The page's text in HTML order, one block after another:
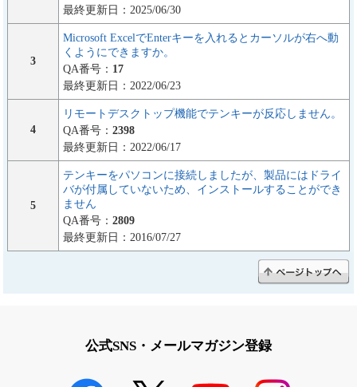
最終更新日：2025/06/30
3
Microsoft ExcelでEnterキーを入れるとカーソルが右へ動
くようにできますか。
QA番号： 17
最終更新日：2022/06/23
4
リモートデスクトップ機能でテンキーが反応しません。
QA番号： 2398
最終更新日：2022/06/17
5
テンキーをパソコンに接続しましたが、製品にはドライ
バが付属していないため、インストールすることができ
ません
QA番号： 2809
最終更新日：2016/07/27
公式SNS・メールマガジン登録